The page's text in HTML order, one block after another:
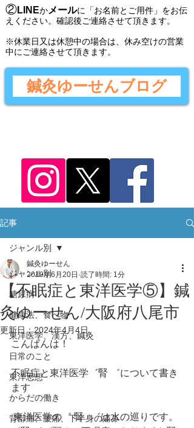
②LINEかメールに 「お名前とご用件 」 をお伝
えください。 確認後ご連絡させて頂きます。
​※休業日又は休憩中の場合は、休み空けの営業
中にご連絡させて頂きます。
鍼灸ゆーせんブログ
記事
ジャンル別
糖尿病
健康法、食べ物
東洋医学、漢方、鍼灸
日常のこと
東洋思想
からだの働き
背部痛、腰痛、下半身の痛み
ジャンル別
【不眠症と東洋医学⑤】鍼
灸ゆーせん/大阪府八尾市
鍼灸ゆーせん
2019年6月20日 読了時間: 1分
更新日：2024年4月4日
こんばんは！
不眠症と東洋医学゛腎 ゛について書き
ます
東洋医学の゛ 腎   ゛は水の巡りです。